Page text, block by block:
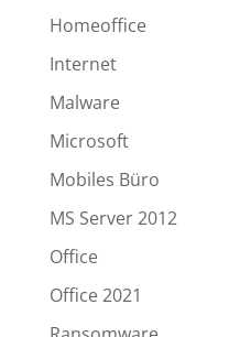
Homeoffice
Internet
Malware
Microsoft
Mobiles Büro
MS Server 2012
Office
Office 2021